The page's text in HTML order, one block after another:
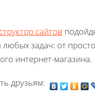
сайтов
задач: от
интернет-магазина.
друзьям: